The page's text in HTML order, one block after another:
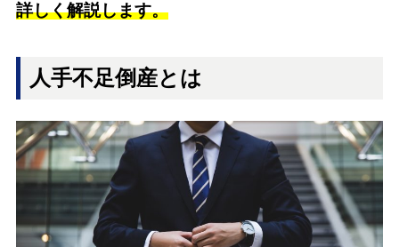
詳しく解説します。
人手不足倒産とは